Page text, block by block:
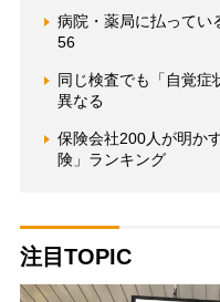
病院・薬局に払ってい
56
同じ検査でも「自覚症
異なる
保険会社200人が明か
険」ランキング
注目TOPIC